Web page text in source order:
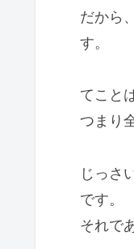
だから
す。
てこと
つまり
じっさ
です。
それで